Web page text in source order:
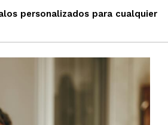
personalizados para cualquier